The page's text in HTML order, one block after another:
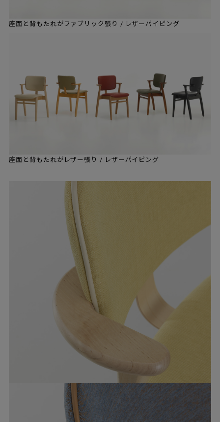
座面と背もたれがファブリック張り / レザーパイピング
座面と背もたれがレザー張り / レザーパイピング